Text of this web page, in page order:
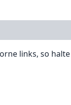
links, so